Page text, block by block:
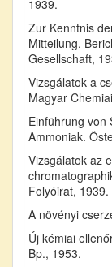
1939.
Zur Kenntnis
Mitteilung.
Gesellschaft,
Vizsgálatok a
Magyar
Einführung von
Ammoniak.
Vizsgálatok az
Folyóirat, 1939.
A növényi
Új kémiai
Bp., 1953.